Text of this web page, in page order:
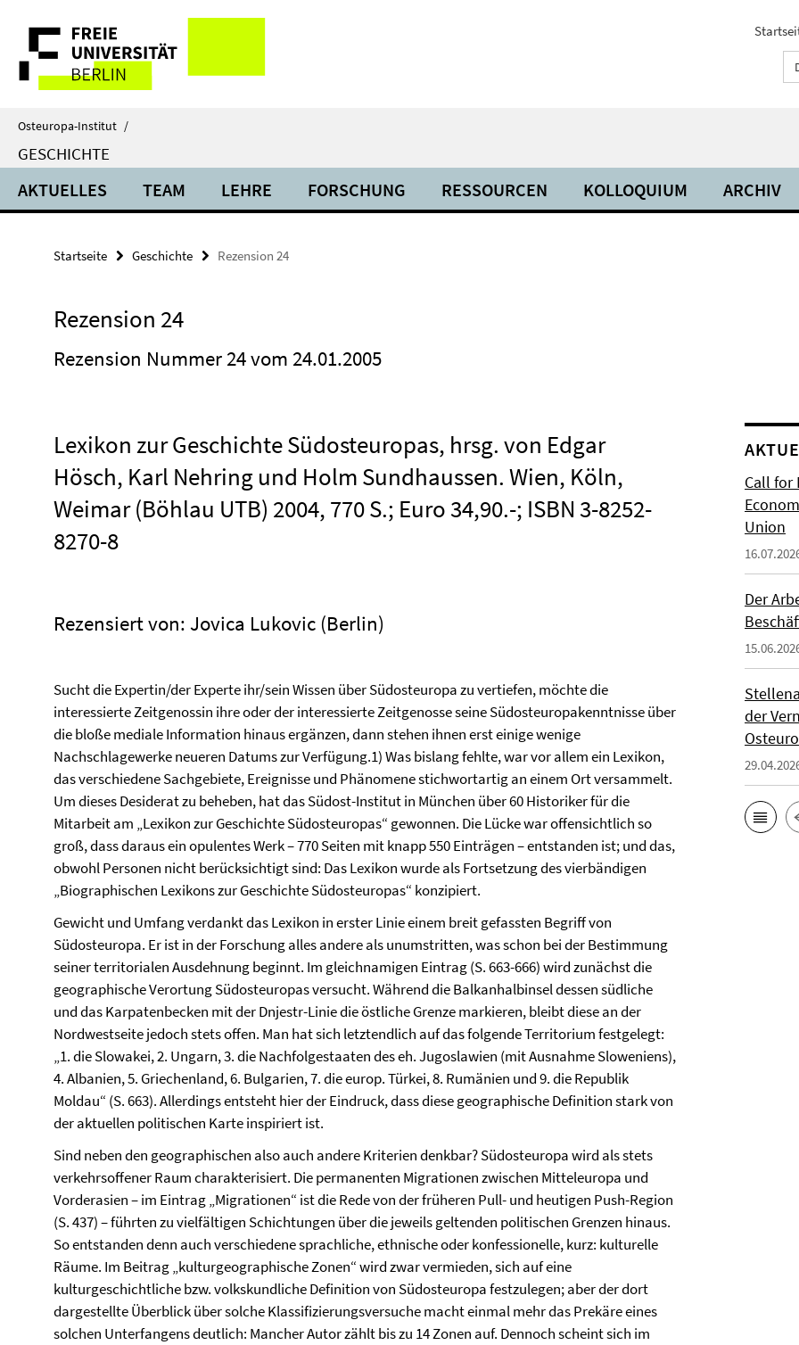
direkt
Inhalt
Service-
Navigation
Osteuropa-Institut /
GESCHICHTE
AKTUELLES TEAM LEHRE FORSCHUNG RESSOURCEN KOLLOQUIUM ARCHIV
Startseite Geschichte Rezension 24
Rezension 24
Rezension Nummer 24 vom 24.01.2005
Lexikon zur Geschichte Südosteuropas, hrsg. von Edgar
Hösch, Karl Nehring und Holm Sundhaussen. Wien, Köln,
Weimar (Böhlau UTB) 2004, 770 S.; Euro 34,90.-; ISBN 3-8252-
8270-8
Rezensiert von: Jovica Lukovic (Berlin)
Sucht die Expertin/der Experte ihr/sein Wissen über Südosteuropa zu vertiefen, möchte die
interessierte Zeitgenossin ihre oder der interessierte Zeitgenosse seine Südosteuropakenntnisse über
die bloße mediale Information hinaus ergänzen, dann stehen ihnen erst einige wenige
Nachschlagewerke neueren Datums zur Verfügung.1) Was bislang fehlte, war vor allem ein Lexikon,
das verschiedene Sachgebiete, Ereignisse und Phänomene stichwortartig an einem Ort versammelt.
Um dieses Desiderat zu beheben, hat das Südost-Institut in München über 60 Historiker für die
Mitarbeit am „Lexikon zur Geschichte Südosteuropas“ gewonnen. Die Lücke war offensichtlich so
groß, dass daraus ein opulentes Werk – 770 Seiten mit knapp 550 Einträgen – entstanden ist; und das,
obwohl Personen nicht berücksichtigt sind: Das Lexikon wurde als Fortsetzung des vierbändigen
„Biographischen Lexikons zur Geschichte Südosteuropas“ konzipiert.
Gewicht und Umfang verdankt das Lexikon in erster Linie einem breit gefassten Begriff von
Südosteuropa. Er ist in der Forschung alles andere als unumstritten, was schon bei der Bestimmung
seiner territorialen Ausdehnung beginnt. Im gleichnamigen Eintrag (S. 663-666) wird zunächst die
geographische Verortung Südosteuropas versucht. Während die Balkanhalbinsel dessen südliche
und das Karpatenbecken mit der Dnjestr-Linie die östliche Grenze markieren, bleibt diese an der
Nordwestseite jedoch stets offen. Man hat sich letztendlich auf das folgende Territorium festgelegt:
„1. die Slowakei, 2. Ungarn, 3. die Nachfolgestaaten des eh. Jugoslawien (mit Ausnahme Sloweniens),
4. Albanien, 5. Griechenland, 6. Bulgarien, 7. die europ. Türkei, 8. Rumänien und 9. die Republik
Moldau“ (S. 663). Allerdings entsteht hier der Eindruck, dass diese geographische Definition stark von
der aktuellen politischen Karte inspiriert ist.
Sind neben den geographischen also auch andere Kriterien denkbar? Südosteuropa wird als stets
verkehrsoffener Raum charakterisiert. Die permanenten Migrationen zwischen Mitteleuropa und
Vorderasien – im Eintrag „Migrationen“ ist die Rede von der früheren Pull- und heutigen Push-Region
(S. 437) – führten zu vielfältigen Schichtungen über die jeweils geltenden politischen Grenzen hinaus.
So entstanden denn auch verschiedene sprachliche, ethnische oder konfessionelle, kurz: kulturelle
Räume. Im Beitrag „kulturgeographische Zonen“ wird zwar vermieden, sich auf eine
kulturgeschichtliche bzw. volkskundliche Definition von Südosteuropa festzulegen; aber der dort
dargestellte Überblick über solche Klassifizierungsversuche macht einmal mehr das Prekäre eines
solchen Unterfangens deutlich: Mancher Autor zählt bis zu 14 Zonen auf. Dennoch scheint sich im
Call for
Union
Der
der